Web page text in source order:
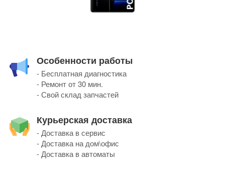
Особенности работы
- Бесплатная диагностика
- Ремонт от 30 мин.
- Свой склад запчастей
Курьерская доставка
- Доставка в сервис
- Доставка на дом\офис
- Доставка в автоматы